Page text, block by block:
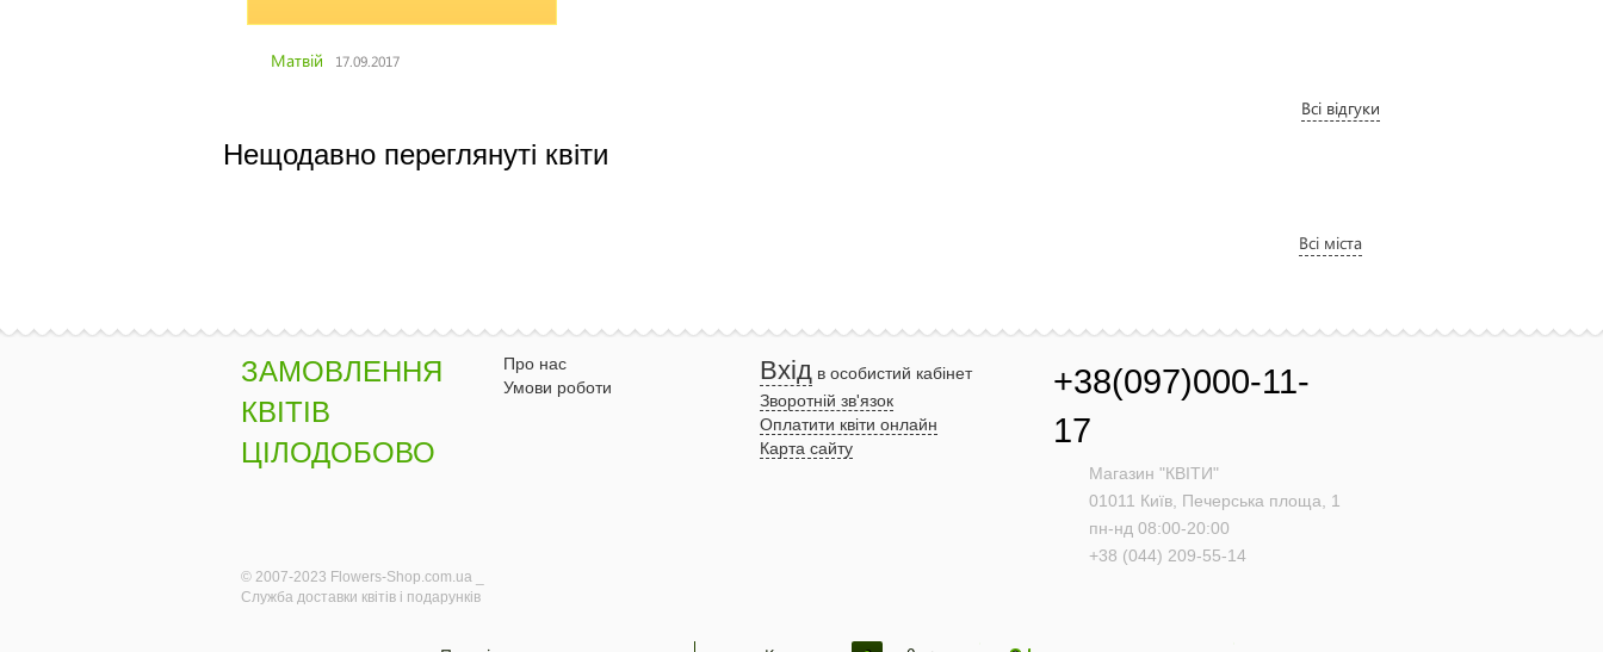
Матвій 17.09.2017
Всі відгуки
Нещодавно переглянуті квіти
Всі міста
ЗАМОВЛЕННЯ
КВІТІВ
ЦІЛОДОБОВО
© 2007-2023 Flowers-Shop.com.ua _
Служба доставки квітів і подарунків
Про нас
Умови роботи
Вхід в особистий кабінет
Зворотній зв'язок
Оплатити квіти онлайн
Карта сайту
+38(097)000-11-
17
Магазин "КВІТИ"
01011 Київ, Печерська площа, 1
пн-нд 08:00-20:00
+38 (044) 209-55-14